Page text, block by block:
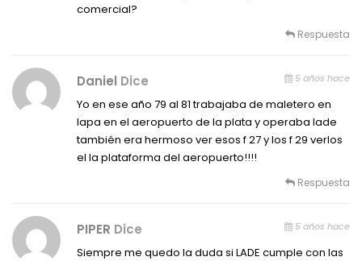
comercial?
Respuesta
Daniel Dice 5 años hace
Yo en ese año 79 al 81 trabajaba de maletero en
lapa en el aeropuerto de la plata y operaba lade
también era hermoso ver esos f 27 y los f 29 verlos
el la plataforma del aeropuerto!!!!
Respuesta
PIPER Dice 5 años hace
Siempre me quedo la duda si LADE cumple con las